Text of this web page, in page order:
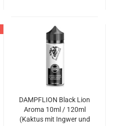
DAMPFLION Black Lion
Aroma 10ml / 120ml
(Kaktus mit Ingwer und